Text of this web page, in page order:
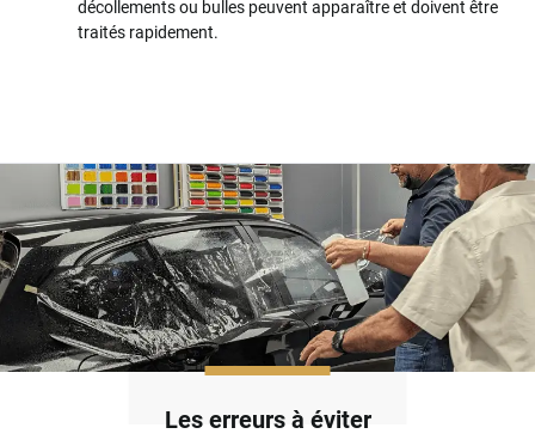
décollements ou bulles peuvent apparaître et doivent être
traités rapidement.
Les erreurs à éviter